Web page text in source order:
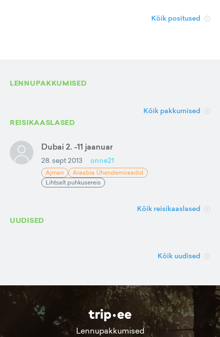
Kõik positused
LENNUPAKKUMISED
Kõik pakkumised
REISIKAASLASED
Dubai 2. -11 jaanuar
28. sept 2013 onne21
Ajman
Araabia Ühendemiraadid
Lihtsalt puhkusereis
Kõik reisikaaslased
UUDISED
Kõik uudised
Lennupakkumised